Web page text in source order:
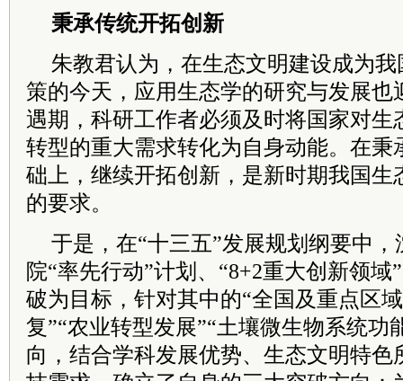
秉承传统开拓创新
朱教君认为，在生态文明建设成为
策的今天，应用生态学的研究与发展也
遇期，科研工作者必须及时将国家对生
转型的重大需求转化为自身动能。在秉
础上，继续开拓创新，是新时期我国生
的要求。
于是，在“十三五”发展规划纲要中
院“率先行动”计划、“8+2重大创新领域
破为目标，针对其中的“全国及重点区
复”“农业转型发展”“土壤微生物系统功
向，结合学科发展优势、生态文明特色